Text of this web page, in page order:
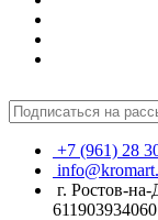
+7 (961) 28
г. Ростов-
611903934060